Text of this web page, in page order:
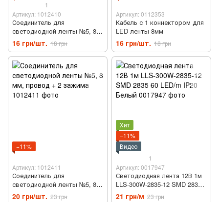
1
Артикул: 1012410
Соединитель для
светодиодной ленты №5, 8
мм, провод + 1 зажим
16 грн/шт. 18 грн
Артикул: 0112353
Кабель с 1 коннектором для
LED ленты 8мм
16 грн/шт. 18 грн
−11%
Артикул: 1012411
Соединитель для
светодиодной ленты №5, 8
мм, провод + 2 зажима
20 грн/шт. 23 грн
Хит
−11%
Видео
1
Артикул: 0017947
Светодиодная лента 12В 1м
LLS-300W-2835-12 SMD 2835
60 LED/m IP20 Белый
21 грн/м 23 грн